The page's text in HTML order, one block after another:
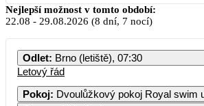
PO ÚT
Nejlepší možnost v tomto období:
22.08 - 29.08.2026 (8 dní, 7 nocí)
Odlet: Brno (letiště), 07:30
Letový řád
Pokoj: Dvoulůžkový pokoj Royal swim